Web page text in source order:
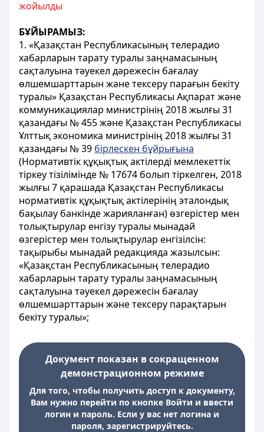
жойылды
БҰЙЫРАМЫЗ:
1. «Қазақстан Республикасының телерадио
хабарларын тарату туралы заңнамасының
сақталуына тәуекел дәрежесін бағалау
өлшемшарттарын және тексеру парағын бекiту
туралы» Қазақстан Республикасы Ақпарат және
коммуникациялар министрінің 2018 жылғы 31
қазандағы № 455 және Қазақстан Республикасы
Ұлттық экономика министрінің 2018 жылғы 31
қазандағы № 39 бірлескен бұйрығына
(Нормативтік құқықтық актілерді мемлекеттік
тіркеу тізілімінде № 17674 болып тіркелген, 2018
жылғы 7 қарашада Қазақстан Республикасы
нормативтік құқықтық актілерінің эталондық
бақылау банкінде жарияланған) өзгерістер мен
толықтырулар енгізу туралы мынадай
өзгерістер мен толықтырулар енгізiлсiн:
тақырыбы мынадай редакцияда жазылсын:
«Қазақстан Республикасының телерадио
хабарларын тарату туралы заңнамасының
сақталуына тәуекел дәрежесін бағалау
өлшемшарттарын және тексеру парақтарын
бекiту туралы»;
Документ показан в сокращенном
демонстрационном режиме
Для того, чтобы получить доступ к документу,
Вам нужно перейти по кнопке Войти и ввести
логин и пароль. Если у вас нет логина и
пароля, зарегистрируйтесь.